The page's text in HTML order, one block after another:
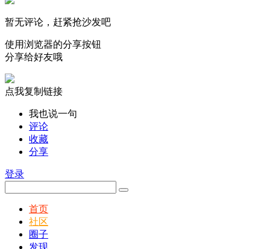
暂无评论，赶紧抢沙发吧
使用浏览器的分享按钮
分享给好友哦
点我复制链接
我也说一句
评论
收藏
分享
登录
首页
社区
圈子
发现